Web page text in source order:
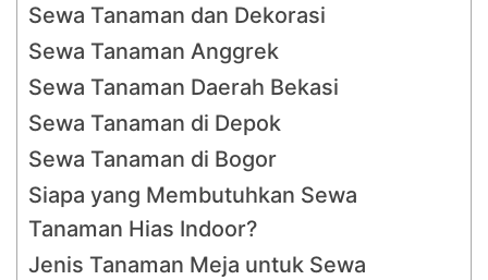
Sewa Tanaman dan Dekorasi
Sewa Tanaman Anggrek
Sewa Tanaman Daerah Bekasi
Sewa Tanaman di Depok
Sewa Tanaman di Bogor
Siapa yang Membutuhkan Sewa
Tanaman Hias Indoor?
Jenis Tanaman Meja untuk Sewa